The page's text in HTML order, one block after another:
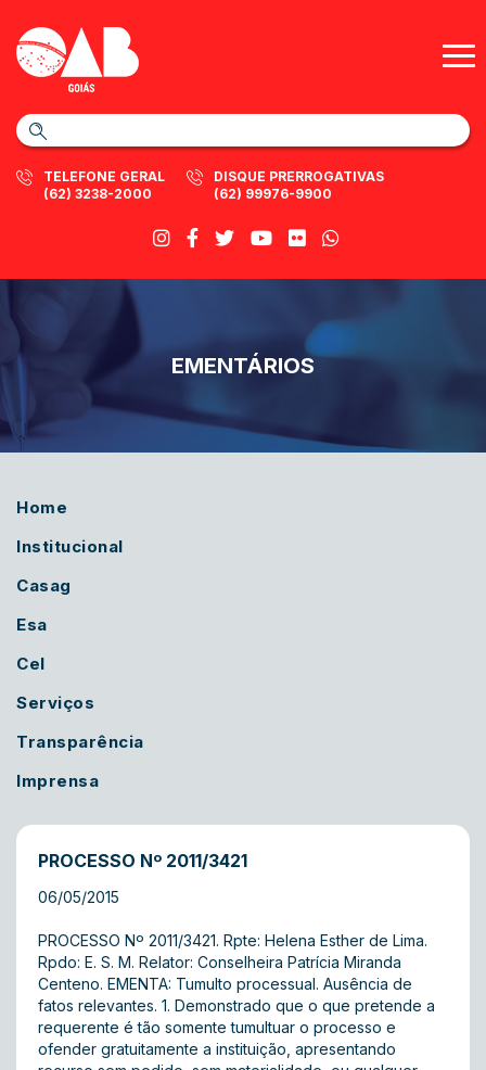
TELEFONE GERAL
(62) 3238-2000
DISQUE PRERROGATIVAS
(62) 99976-9900
EMENTÁRIOS
Home
Institucional
Casag
Esa
Cel
Serviços
Transparência
Imprensa
PROCESSO Nº 2011/3421
06/05/2015
PROCESSO Nº 2011/3421. Rpte: Helena Esther de Lima.
Rpdo: E. S. M. Relator: Conselheira Patrícia Miranda
Centeno. EMENTA: Tumulto processual. Ausência de
fatos relevantes. 1. Demonstrado que o que pretende a
requerente é tão somente tumultuar o processo e
ofender gratuitamente a instituição, apresentando